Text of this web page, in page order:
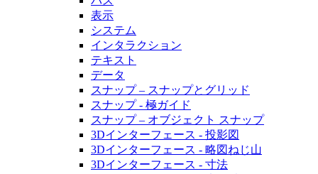
表示
システム
インタラクション
テキスト
データ
スナップ – スナップとグリッド
スナップ - 極ガイド
スナップ – オブジェクト スナップ
3Dインターフェース - 投影図
3Dインターフェース - 略図ねじ山
3Dインターフェース - 寸法